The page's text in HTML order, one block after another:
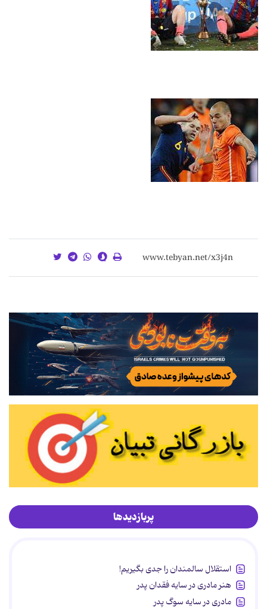
پربازدیدها
استقلال سالمندان را جدی بگیریم!
هنر مادری در سایه‌ فقدان پدر
مادری در سایه سوگ پدر